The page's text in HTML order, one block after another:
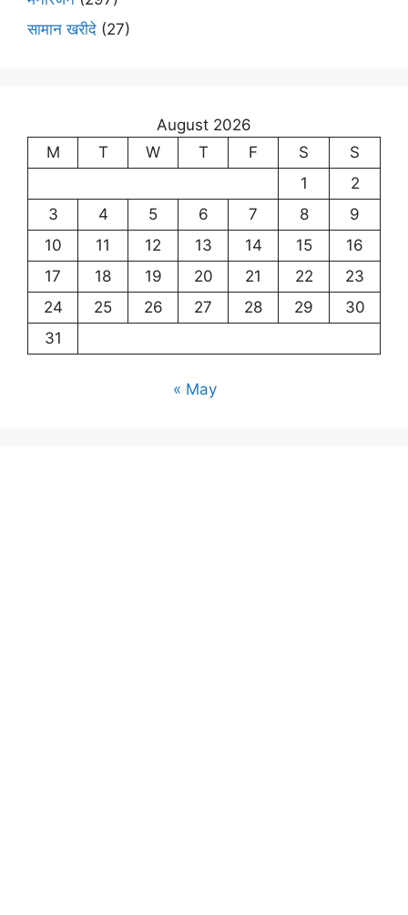
सामान खरीदे (27)
August 2026
M
T W T F S
S
1
2
3
4 5 6 7 8
9
10
11 12 13 14 15
16
17
18 19 20 21 22
23
24
25 26 27 28 29
30
31
« May